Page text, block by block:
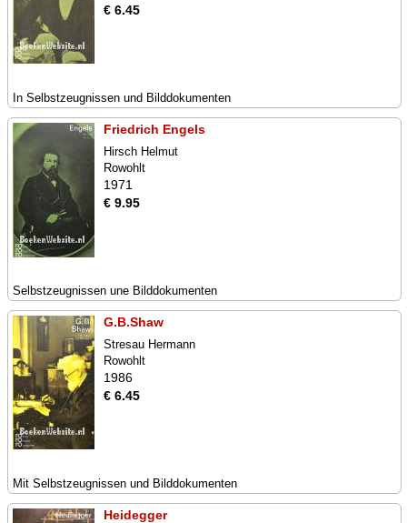
€ 6.45
In Selbstzeugnissen und Bilddokumenten
Friedrich Engels
Hirsch Helmut
Rowohlt
1971
€ 9.95
Selbstzeugnissen une Bilddokumenten
G.B.Shaw
Stresau Hermann
Rowohlt
1986
€ 6.45
Mit Selbstzeugnissen und Bilddokumenten
Heidegger